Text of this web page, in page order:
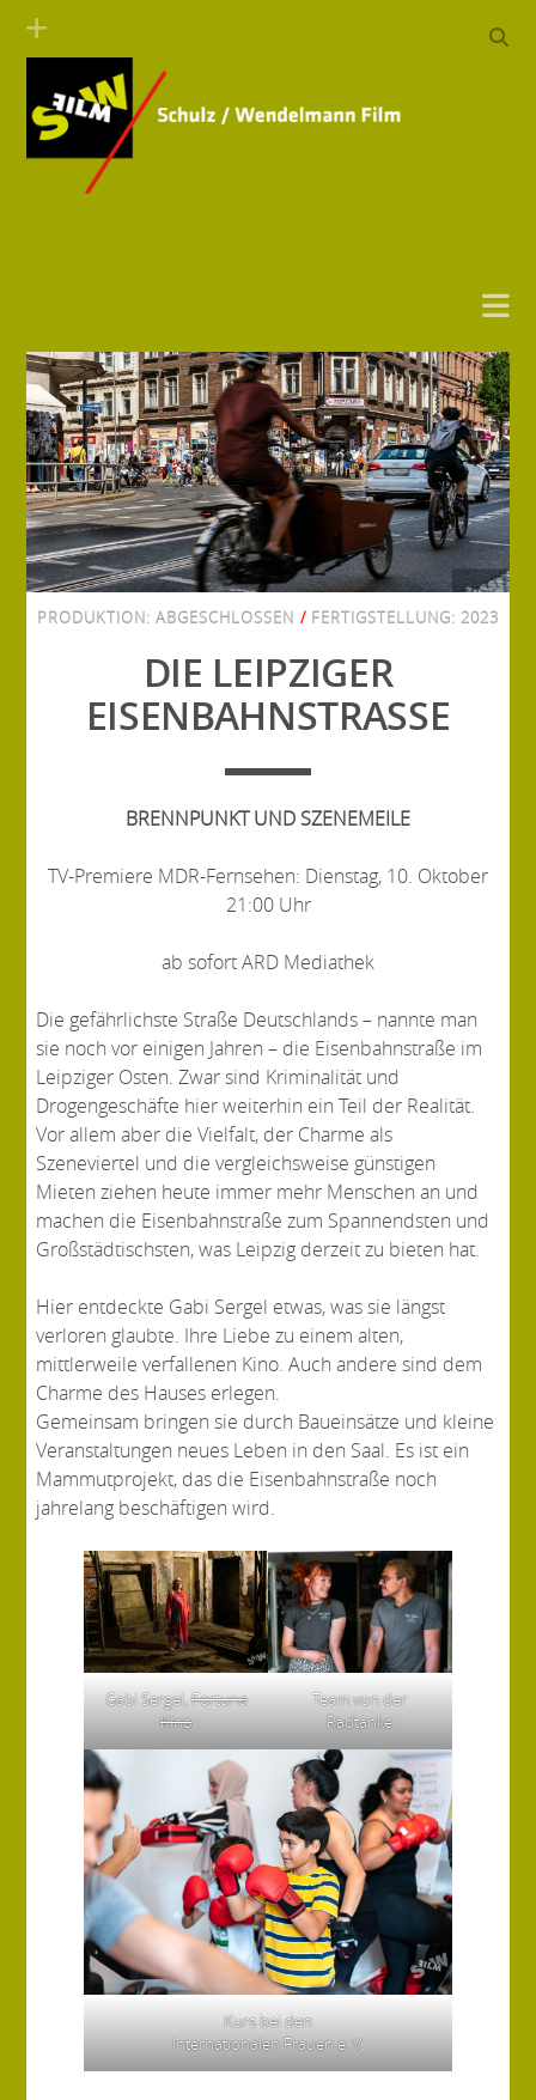
PRODUKTION: ABGESCHLOSSEN / FERTIGSTELLUNG: 2023
DIE LEIPZIGER
EISENBAHNSTRASSE
BRENNPUNKT UND SZENEMEILE
TV-Premiere MDR-Fernsehen: Dienstag, 10. Oktober
21:00 Uhr
ab sofort ARD Mediathek
Die gefährlichste Straße Deutschlands – nannte man
sie noch vor einigen Jahren – die Eisenbahnstraße im
Leipziger Osten. Zwar sind Kriminalität und
Drogengeschäfte hier weiterhin ein Teil der Realität.
Vor allem aber die Vielfalt, der Charme als
Szeneviertel und die vergleichsweise günstigen
Mieten ziehen heute immer mehr Menschen an und
machen die Eisenbahnstraße zum Spannendsten und
Großstädtischsten, was Leipzig derzeit zu bieten hat.
Hier entdeckte Gabi Sergel etwas, was sie längst
verloren glaubte. Ihre Liebe zu einem alten,
mittlerweile verfallenen Kino. Auch andere sind dem
Charme des Hauses erlegen.
Gemeinsam bringen sie durch Baueinsätze und kleine
Veranstaltungen neues Leben in den Saal. Es ist ein
Mammutprojekt, das die Eisenbahnstraße noch
jahrelang beschäftigen wird.
Gabi Sergel,Fortuna
Kino
Team von der
Radtanke
Kurs bei den
Internationalen Frauen e. V.